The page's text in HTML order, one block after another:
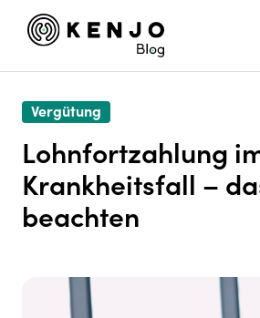
Vergütung
Lohnfortzahlung
Krankheitsfall –
beachten